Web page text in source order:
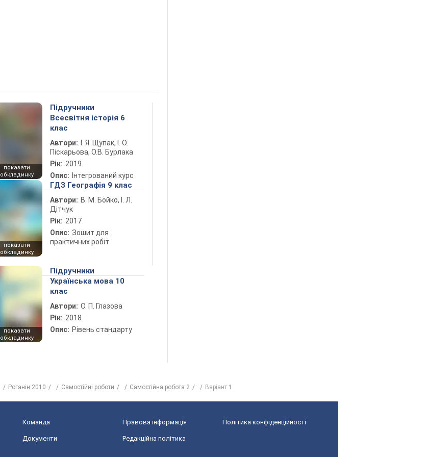
показати
обкладинку
Підручники
Всесвітня історія 6
клас
Автори:
І. Я. Щупак, І. О.
Піскарьова, О.В. Бурлака
Рік: 2019
Опис: Інтегрований курс
показати
обкладинку
ГДЗ Географія 9 клас
Автори: В. М. Бойко, І. Л.
Дітчук
Рік: 2017
Опис: Зошит для
практичних робіт
показати
обкладинку
Підручники
Українська мова 10
клас
Автори: О. П. Глазова
Рік: 2018
Опис: Рівень стандарту
Роганін 2010 Самостійні роботи Самостійна робота 2 Варіант 1
Команда Правова інформація Політика конфіденційності
Документи Редакційна політика